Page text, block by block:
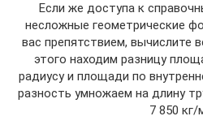
Если же доступа к
несложные геометрические
вас препятствием, вычислите
этого находим разницу
радиусу и площади по
разность умножаем на длину
7 850 кг/